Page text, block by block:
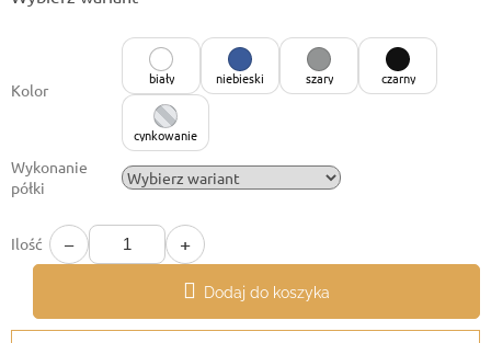
Kolor
biały niebieski szary czarny
cynkowanie
Wykonanie
półki
Ilość − +
Dodaj do koszyka